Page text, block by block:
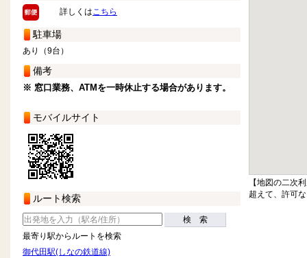
詳しくはこちら
駐車場
あり（9台）
備考
※ 窓口業務、ATMを一時休止する場合があります。
モバイルサイト
ルート検索
検 索
最寄り駅からルートを検索
御代田駅(しなの鉄道線)
【地図の二次
超えて、許可